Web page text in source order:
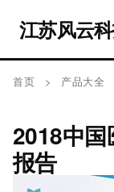
江苏风云
首页 > 产品大全
2018中
报告